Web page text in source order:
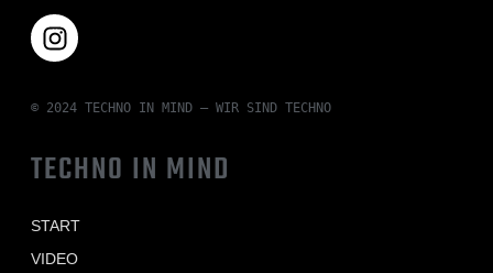
© 2024 TECHNO IN MIND – WIR SIND TECHNO
TECHNO IN MIND
START
VIDEO